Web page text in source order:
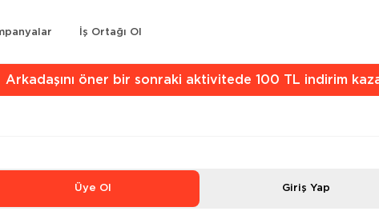
İş Ortağı Ol
Arkadaşını öner bir sonraki aktivitede 100 TL indirim
Üye Ol Giriş Yap